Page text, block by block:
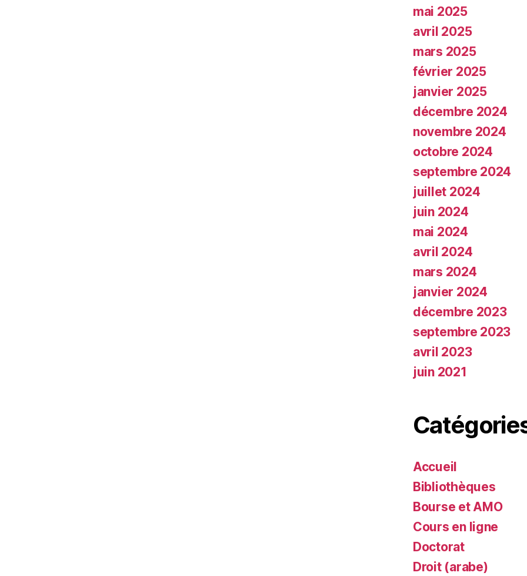
mai 2025
avril 2025
mars 2025
février 2025
janvier 2025
décembre 2024
novembre 2024
octobre 2024
septembre 2024
juillet 2024
juin 2024
mai 2024
avril 2024
mars 2024
janvier 2024
décembre 2023
septembre 2023
avril 2023
juin 2021
Accueil
Bibliothèques
Bourse et AMO
Cours en ligne
Doctorat
Droit (arabe)